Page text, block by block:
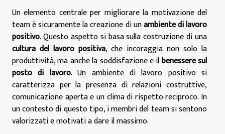
Un elemento centrale per migliorare la motivazione del
team è sicuramente la creazione di unambiente di lavoro
positivo. Questo aspetto si basa sulla costruzione di una
cultura del lavoro positiva, che incoraggia non solo la
produttività, ma anche la soddisfazione e ilbenessere sul
posto di lavoro. Un ambiente di lavoro positivo si
caratterizza per la presenza di relazioni costruttive,
comunicazione aperta e un clima di rispetto reciproco. In
un contesto di questo tipo, i membri del team si sentono
valorizzati e motivati a dare il massimo.